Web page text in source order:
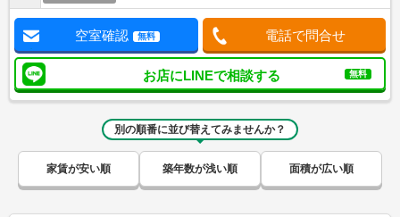
空室確認 無料 電話で問合せ
お店にLINEで相談する 無料
別の順番に並び替えてみませんか？
家賃が安い順 築年数が浅い順 面積が広い順